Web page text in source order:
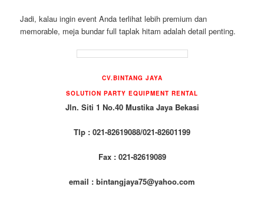
Jadi, kalau ingin event Anda terlihat lebih premium dan
memorable, meja bundar full taplak hitam adalah detail penting.
CV.BINTANG JAYA
SOLUTION PARTY EQUIPMENT RENTAL
Jln. Siti 1 No.40 Mustika Jaya Bekasi
Tlp : 021-82619088/021-82601199
Fax : 021-82619089
email : bintangjaya75@yahoo.com